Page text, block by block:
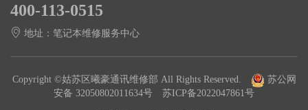
400-113-0515
地址：笔记本维修服务中心
Copyright ©姑苏区曦豪通讯维修部 All Rights Reserved.
苏公网
安备 32050802011634号
苏ICP备2022047861号